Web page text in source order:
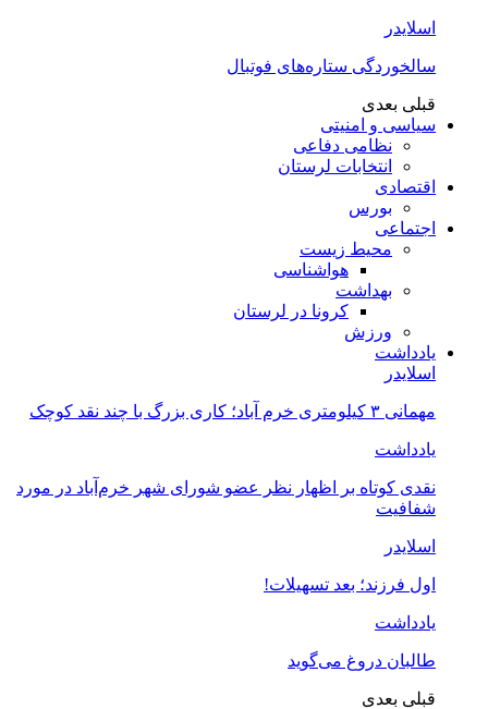
اسلایدر
سالخوردگی ستاره‌های فوتبال
قبلی بعدی
سیاسی و امنیتی
نظامی دفاعی
انتخابات لرستان
اقتصادی
بورس
اجتماعی
محیط زیست
هواشناسی
بهداشت
کرونا در لرستان
ورزش
یادداشت
اسلایدر
مهمانی ۳ کیلومتری خرم آباد؛ کاری بزرگ با چند نقد کوچک
یادداشت
نقدی کوتاه بر اظهار نظر عضو شورای شهر خرم‌آباد در مورد
شفافیت
اسلایدر
اول فرزند؛ بعد تسهیلات!
یادداشت
طالبان دروغ می‌گوید
قبلی بعدی